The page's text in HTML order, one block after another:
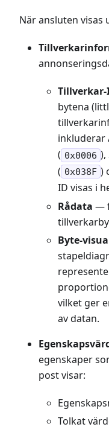
När ansluten visas
Tillverkar-
bytena
inkluderar
( 0x0006 ),
( 0x038F )
ID visas i
Rådata —
Byte-
vilket ger
av datan.
egenskaper
post visar:
Tolkat